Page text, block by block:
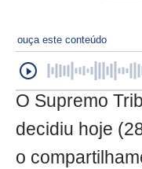
ouça este conteúdo
O Supremo
decidiu hoje
o